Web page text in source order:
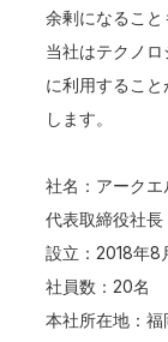
余剰になること
当社はテクノ
に利用するこ
します。
社名：アーク
代表取締役社長
設立：2018年8
社員数：20名
本社所在地：福